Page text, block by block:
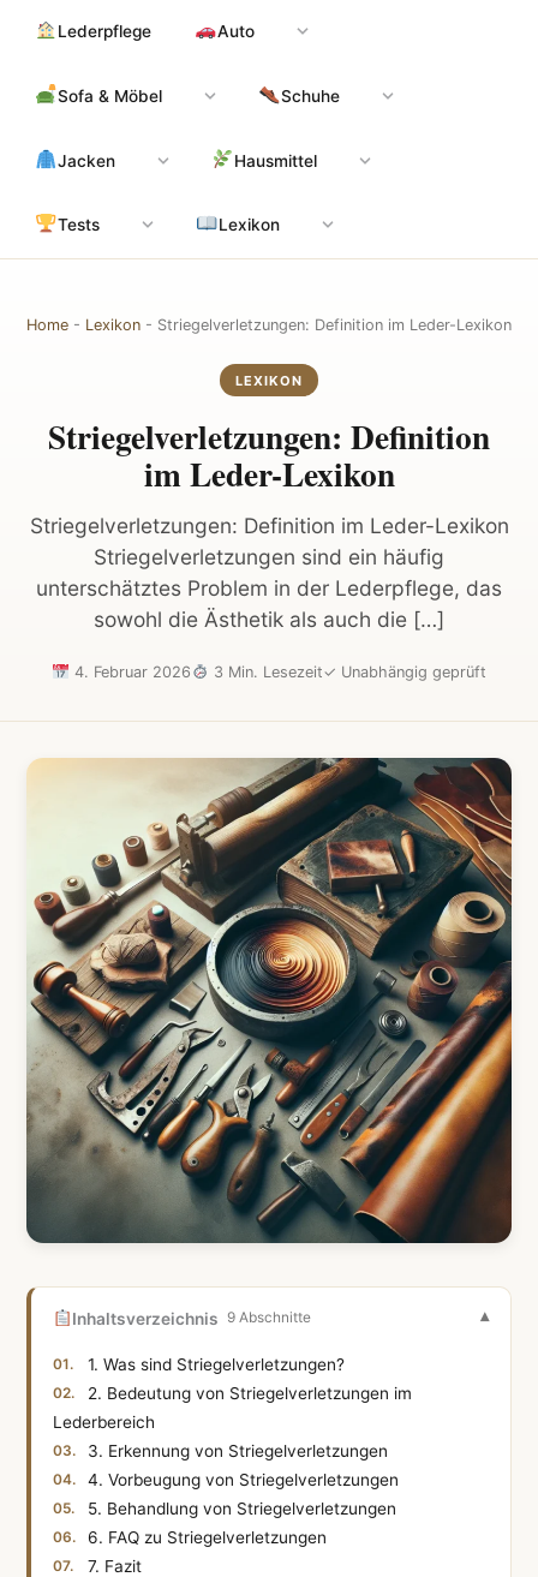
Inhalt
Lederpflege Auto
Sofa & Möbel Schuhe
Jacken Hausmittel
Tests Lexikon
Home - Lexikon - Striegelverletzungen: Definition im Leder-Lexikon
LEXIKON
Striegelverletzungen: Definition
im Leder-Lexikon
Striegelverletzungen: Definition im Leder-Lexikon
Striegelverletzungen sind ein häufig
unterschätztes Problem in der Lederpflege, das
sowohl die Ästhetik als auch die […]
4. Februar 2026 3 Min. Lesezeit✓ Unabhängig geprüft
Inhaltsverzeichnis 9 Abschnitte
1. Was sind Striegelverletzungen?
2. Bedeutung von Striegelverletzungen im
Lederbereich
3. Erkennung von Striegelverletzungen
4. Vorbeugung von Striegelverletzungen
5. Behandlung von Striegelverletzungen
6. FAQ zu Striegelverletzungen
7. Fazit